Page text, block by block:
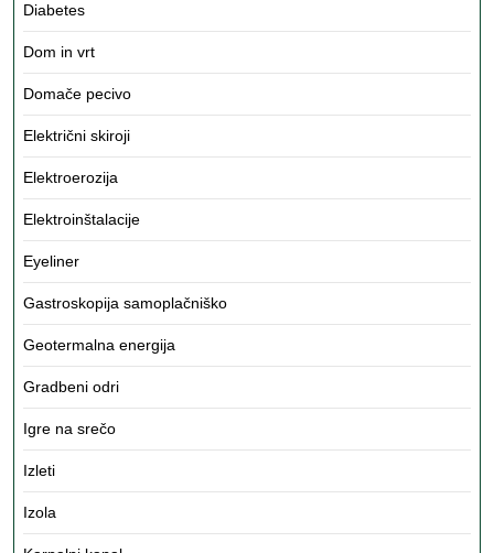
Diabetes
Dom in vrt
Domače pecivo
Električni skiroji
Elektroerozija
Elektroinštalacije
Eyeliner
Gastroskopija samoplačniško
Geotermalna energija
Gradbeni odri
Igre na srečo
Izleti
Izola